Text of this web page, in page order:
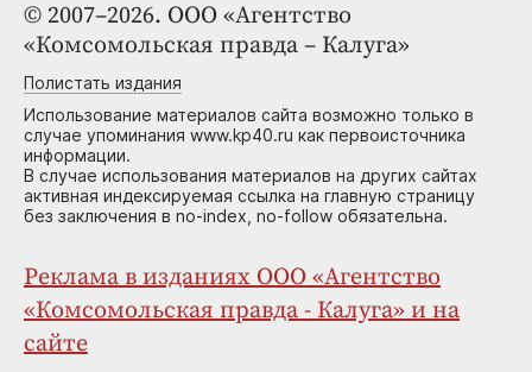
© 2007–2026. ООО «Агентство
«Комсомольская правда – Калуга»
Полистать издания
Использование материалов сайта возможно только в
случае упоминания www.kp40.ru как первоисточника
информации.
В случае использования материалов на других сайтах
активная индексируемая ссылка на главную страницу
без заключения в no-index, no-follow обязательна.
Реклама в изданиях ООО «Агентство
«Комсомольская правда - Калуга» и на
сайте